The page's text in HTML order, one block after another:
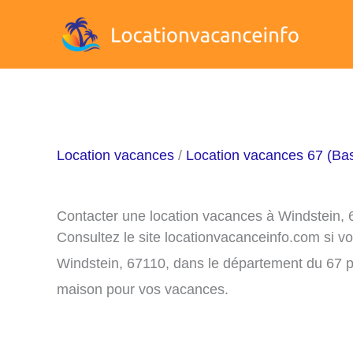
Location vacances / Location vacances 67
Contacter une location vacances à Windstein,
Consultez le site locationvacanceinfo.com si
Windstein, 67110, dans le département du 67
maison pour vos vacances.